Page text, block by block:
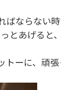
ならない
とあげると
ーに、頑張